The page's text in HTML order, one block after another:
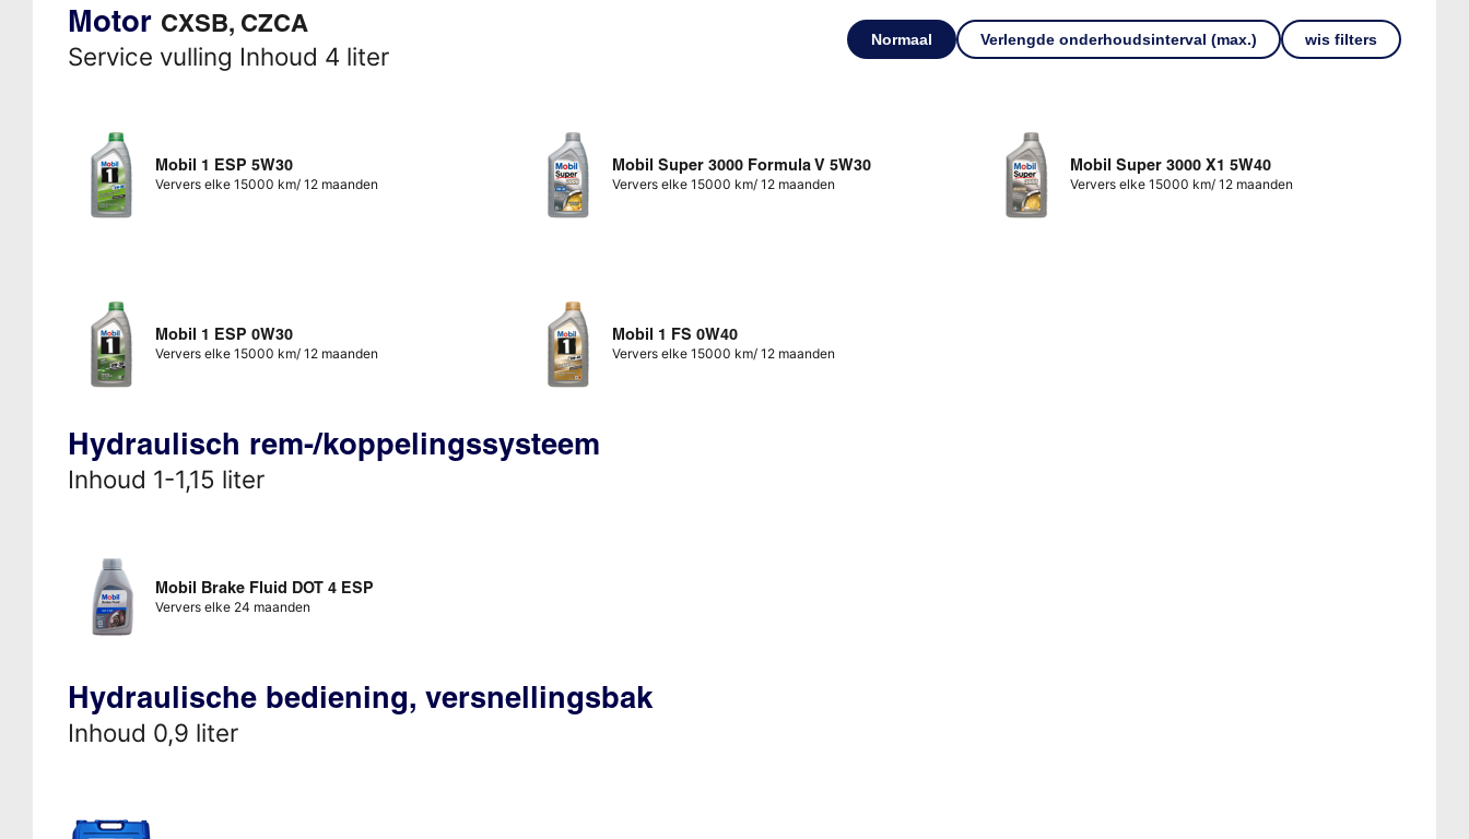
Motor CXSB, CZCA
Service vulling Inhoud 4 liter
Normaal Verlengde onderhoudsinterval (max.) wis filters
Mobil 1 ESP 5W30
Ververs elke 15000 km/ 12 maanden
Mobil Super 3000 Formula V 5W30
Ververs elke 15000 km/ 12 maanden
Mobil Super 3000 X1 5W40
Ververs elke 15000 km/ 12 maanden
Mobil 1 ESP 0W30
Ververs elke 15000 km/ 12 maanden
Mobil 1 FS 0W40
Ververs elke 15000 km/ 12 maanden
Hydraulisch rem-/koppelingssysteem
Inhoud 1-1,15 liter
Mobil Brake Fluid DOT 4 ESP
Ververs elke 24 maanden
Hydraulische bediening, versnellingsbak
Inhoud 0,9 liter